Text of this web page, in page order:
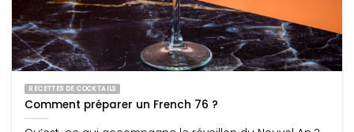
RECETTES DE COCKTAILS
Comment préparer un French 76 ?